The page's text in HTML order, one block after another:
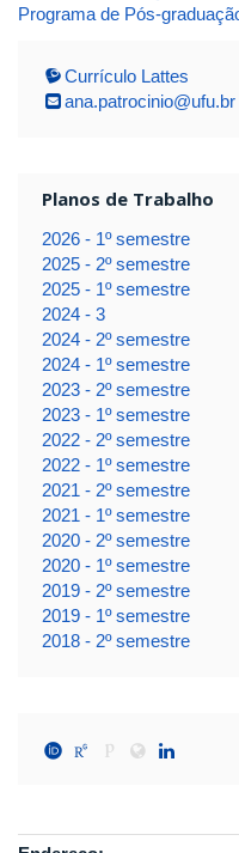
Programa de Pós-
Currículo Lattes
ana.patrocinio@ufu.br
Planos de Trabalho
2026 - 1º semestre
2025 - 2º semestre
2025 - 1º semestre
2024 - 3
2024 - 2º semestre
2024 - 1º semestre
2023 - 2º semestre
2023 - 1º semestre
2022 - 2º semestre
2022 - 1º semestre
2021 - 2º semestre
2021 - 1º semestre
2020 - 2º semestre
2020 - 1º semestre
2019 - 2º semestre
2019 - 1º semestre
2018 - 2º semestre